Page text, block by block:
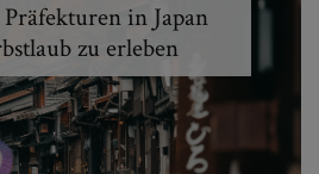
in Japan
zu erleben